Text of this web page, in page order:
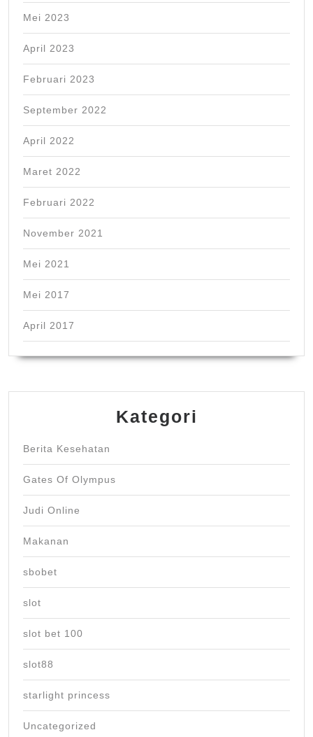
Mei 2023
April 2023
Februari 2023
September 2022
April 2022
Maret 2022
Februari 2022
November 2021
Mei 2021
Mei 2017
April 2017
Kategori
Berita Kesehatan
Gates Of Olympus
Judi Online
Makanan
sbobet
slot
slot bet 100
slot88
starlight princess
Uncategorized